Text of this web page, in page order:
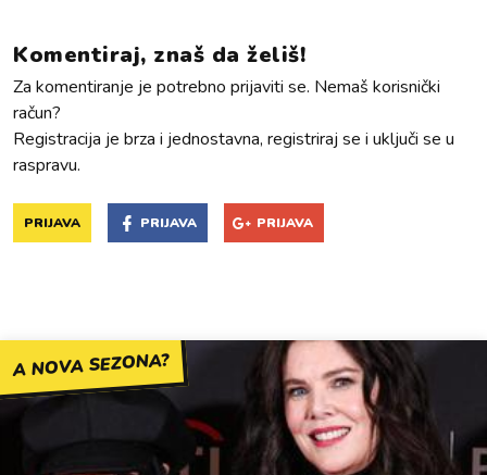
Komentiraj, znaš da želiš!
Za komentiranje je potrebno prijaviti se. Nemaš korisnički
račun?
Registracija je brza i jednostavna, registriraj se i uključi se u
raspravu.
PRIJAVA PRIJAVA PRIJAVA
A NOVA SEZONA?